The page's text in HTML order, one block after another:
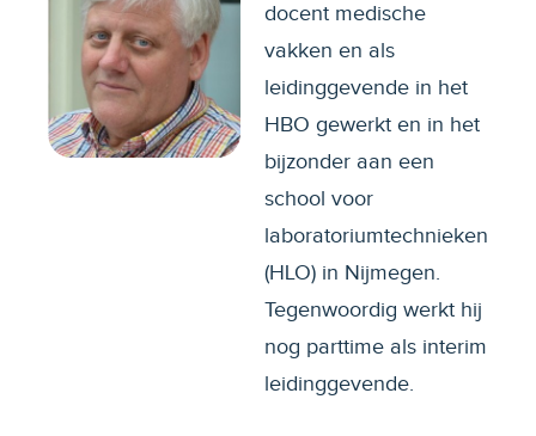
docent medische
vakken en als
leidinggevende in het
HBO gewerkt en in het
bijzonder aan een
school voor
laboratoriumtechnieken
(HLO) in Nijmegen.
Tegenwoordig werkt hij
nog parttime als interim
leidinggevende.